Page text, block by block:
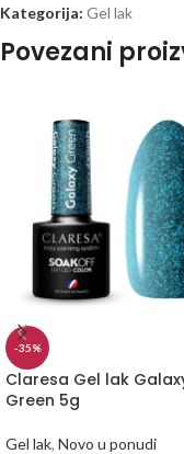
Kategorija: Gel lak
Povezani
-35%
Claresa Gel lak
Green 5g
Gel lak, Novo u ponudi